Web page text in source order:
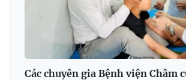
Các chuyên gia Bệnh viện Châm